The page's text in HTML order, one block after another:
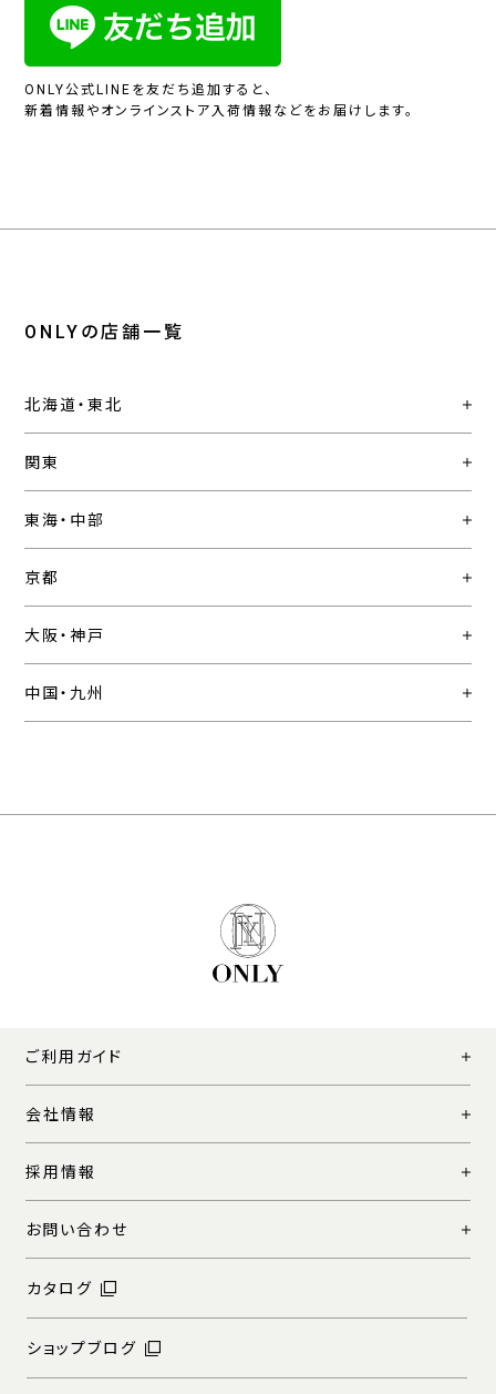
ONLY公式LINEを友だち追加すると、
新着情報やオンラインストア入荷情報などをお届けします。
ONLYの店舗一覧
北海道・東北
関東
東海・中部
京都
大阪・神戸
中国・九州
ご利用ガイド
会社情報
採用情報
お問い合わせ
カタログ
ショップブログ